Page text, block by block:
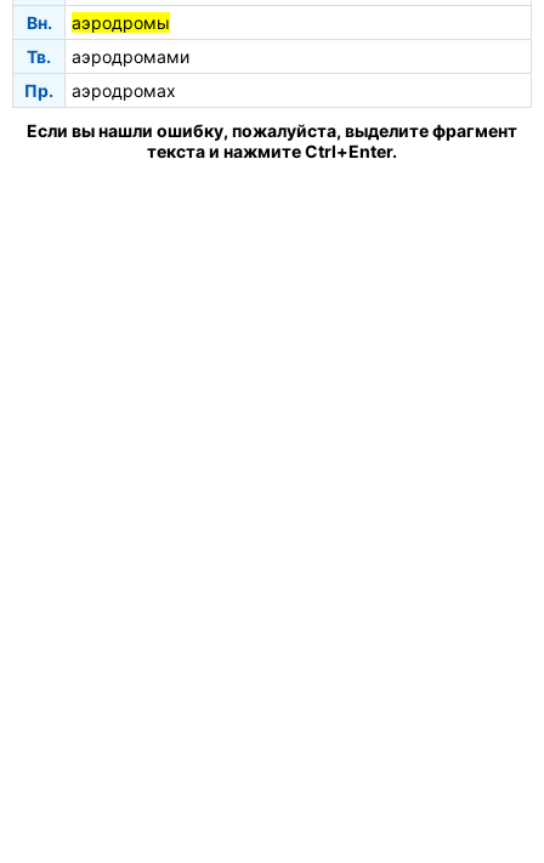
Вн.
аэродромы
Тв.
аэродромами
Пр.
аэродромах
Если вы нашли ошибку, пожалуйста, выделите фрагмент
текста и нажмите Ctrl+Enter.